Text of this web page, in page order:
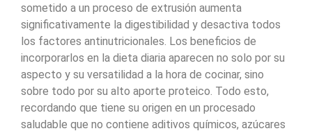
sometido a un proceso de extrusión aumenta
significativamente la digestibilidad y desactiva todos
los factores antinutricionales. Los beneficios de
incorporarlos en la dieta diaria aparecen no solo por su
aspecto y su versatilidad a la hora de cocinar, sino
sobre todo por su alto aporte proteico. Todo esto,
recordando que tiene su origen en un procesado
saludable que no contiene aditivos químicos, azúcares